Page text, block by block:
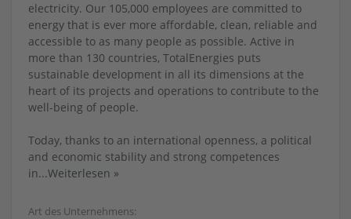
electricity. Our 105,000 employees are committed to
energy that is ever more affordable, clean, reliable and
accessible to as many people as possible. Active in
more than 130 countries, TotalEnergies puts
sustainable development in all its dimensions at the
heart of its projects and operations to contribute to the
well-being of people.
Today, thanks to an international openness, a political
and economic stability and strong competences
in...Weiterlesen »
Art des Unternehmens: